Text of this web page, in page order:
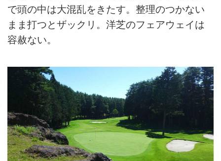
で頭の中は大混乱をきたす。整理のつかない
まま打つとザックリ。洋芝のフェアウェイは
容赦ない。